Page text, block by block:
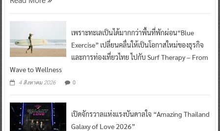
เพราะทะเลเป็นได้มากกว่าพื้นที่พักผ่อน“Blue
Exercise” เปลี่ยนคลื่นให้เป็นโอกาสใหม่ของธุรกิจ
และการท่องเที่ยวไทย ไปกับ Surf Therapy – From
Wave to Wellness
4 สิงหาคม 2026 0
เปิดจักรวาลแห่งแรงบันดาลใจ “Amazing Thailand
Galaxy of Love 2026”